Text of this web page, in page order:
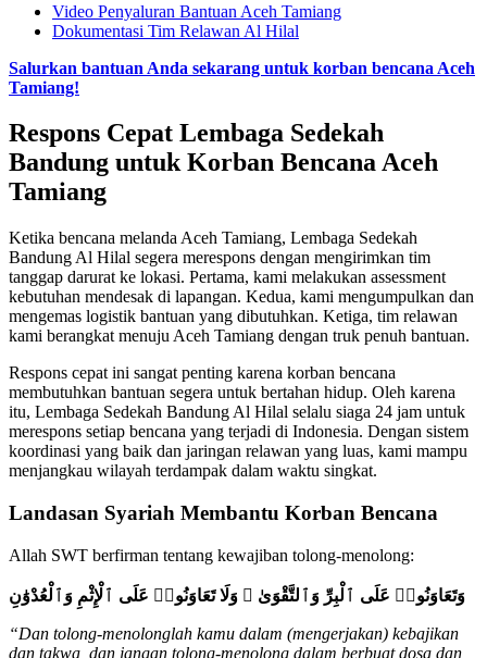
Video Penyaluran Bantuan Aceh Tamiang
Dokumentasi Tim Relawan Al Hilal
Salurkan bantuan Anda sekarang untuk korban bencana Aceh
Tamiang!
Respons Cepat Lembaga Sedekah
Bandung untuk Korban Bencana Aceh
Tamiang
Ketika bencana melanda Aceh Tamiang, Lembaga Sedekah
Bandung Al Hilal segera merespons dengan mengirimkan tim
tanggap darurat ke lokasi. Pertama, kami melakukan assessment
kebutuhan mendesak di lapangan. Kedua, kami mengumpulkan dan
mengemas logistik bantuan yang dibutuhkan. Ketiga, tim relawan
kami berangkat menuju Aceh Tamiang dengan truk penuh bantuan.
Respons cepat ini sangat penting karena korban bencana
membutuhkan bantuan segera untuk bertahan hidup. Oleh karena
itu, Lembaga Sedekah Bandung Al Hilal selalu siaga 24 jam untuk
merespons setiap bencana yang terjadi di Indonesia. Dengan sistem
koordinasi yang baik dan jaringan relawan yang luas, kami mampu
menjangkau wilayah terdampak dalam waktu singkat.
Landasan Syariah Membantu Korban Bencana
Allah SWT berfirman tentang kewajiban tolong-menolong:
وَتَعَاوَنُوا۟ عَلَى ٱلْبِرِّ وَٱلتَّقْوَىٰ ۖ وَلَا تَعَاوَنُوا۟ عَلَى ٱلْإِثْمِ وَٱلْعُدْوَٰنِ
“Dan tolong-menolonglah kamu dalam (mengerjakan) kebajikan
dan takwa, dan jangan tolong-menolong dalam berbuat dosa dan